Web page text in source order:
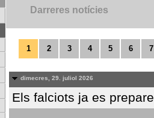
Darreres notícies
1 2 3 4 5 6 7
dimecres, 29. juliol 2026
Els falciots ja es